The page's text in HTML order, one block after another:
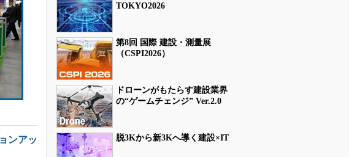
ンアッ
TOKYO2026
第8回 国際 建設・測量展
（CSPI2026）
ドローンがもたらす建設業界
の“ゲームチェンジ” Ver.2.0
脱3Kから新3Kへ導く建設×IT